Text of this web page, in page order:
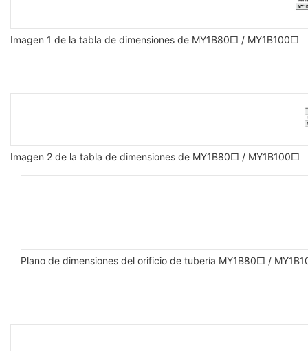
Imagen 1 de la tabla de dimensiones de MY1B80□ / MY1B100□
Imagen 2 de la tabla de dimensiones de MY1B80□ / MY1B100□
Plano de dimensiones del orificio de tubería MY1B80□ /